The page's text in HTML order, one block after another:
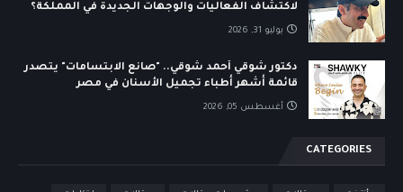
لاكتشاف الفعاليات والوجهات الجديدة في المملكة؟
يوليو 31, 2026
دكتور شوقي أحمد شوقي.. "صانع الابتسامات" يتصدر
قائمة أشهر أطباء تجميل الأسنان في مصر
أغسطس 05, 2026
CATEGORIES